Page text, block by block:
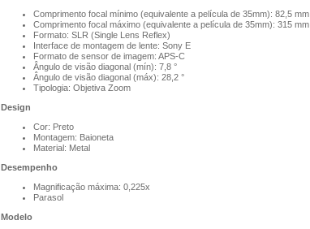
Comprimento focal mínimo (equivalente a película de 35mm): 82,5 mm
Comprimento focal máximo (equivalente a película de 35mm): 315 mm
Formato: SLR (Single Lens Reflex)
Interface de montagem de lente: Sony E
Formato de sensor de imagem: APS-C
Ângulo de visão diagonal (mín): 7,8 °
Ângulo de visão diagonal (máx): 28,2 °
Tipologia: Objetiva Zoom
Design
Cor: Preto
Montagem: Baioneta
Material: Metal
Desempenho
Magnificação máxima: 0,225x
Parasol
Modelo